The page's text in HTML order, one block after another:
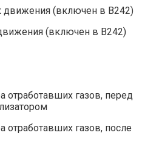
движения (включен в B242)
(включен в B242)
отработавших газов, перед
отработавших газов, после